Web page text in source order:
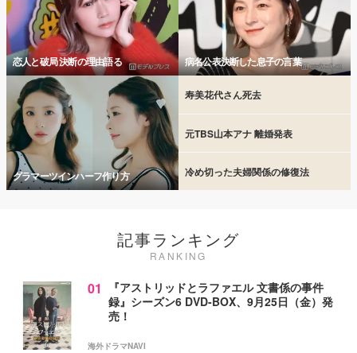
恋人と破局 決断の理由語る 病名公表決断した息子の言葉
グラマーツインハーフ作り方
寿美花代さん死去
元TBS山本アナ 離婚発表
冷め切った夫婦関係の修復法
記事ランキング
RANKING
01
『アストリッドとラファエル 文書係の事件
録』シーズン6 DVD-BOX、9月25日（金）発
売！
海外ドラマNAVI